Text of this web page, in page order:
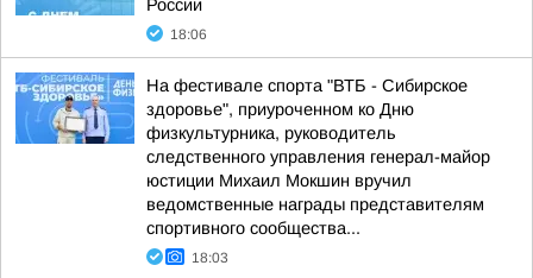
России
18:06
На фестивале спорта "ВТБ - Сибирское
здоровье", приуроченном ко Дню
физкультурника, руководитель
следственного управления генерал-майор
юстиции Михаил Мокшин вручил
ведомственные награды представителям
спортивного сообщества...
18:03